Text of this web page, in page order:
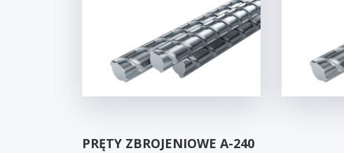
PRĘTY ZBROJENIOWE A-240